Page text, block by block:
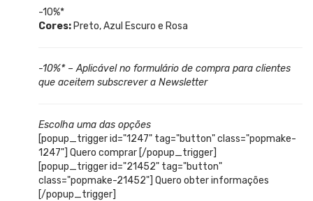
-10%*
Cores: Preto, Azul Escuro e Rosa
-10%* – Aplicável no formulário de compra para clientes
que aceitem subscrever a Newsletter
Escolha uma das opções
[popup_trigger id="1247" tag="button" class="popmake-
1247"] Quero comprar [/popup_trigger]
[popup_trigger id="21452" tag="button"
class="popmake-21452"] Quero obter informações
[/popup_trigger]